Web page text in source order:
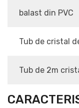
balast din PVC
Tub de cristal
Tub de 2m